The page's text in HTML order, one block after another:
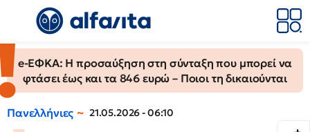
e-ΕΦΚΑ: Η προσαύξηση στη σύνταξη που μπορεί να
φτάσει έως και τα 846 ευρώ – Ποιοι τη δικαιούνται
Πανελλήνιες 21.05.2026 - 06:10